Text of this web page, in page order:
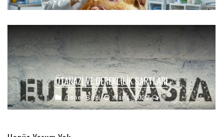
ÖTANAZI VE GEREKLILIK ŞARTLARI
Genel Bilgi Mar 1, 2020 0